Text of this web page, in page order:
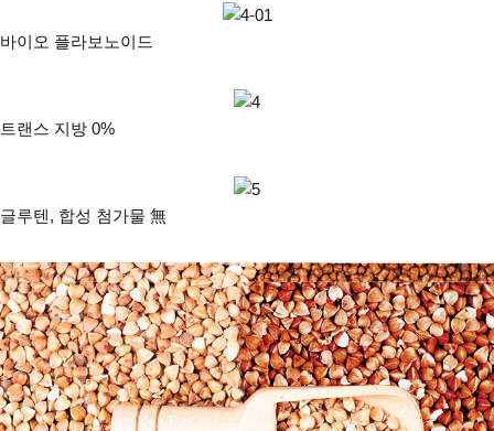
바이오 플라보노이드
트랜스 지방 0%
글루텐, 합성 첨가물 無